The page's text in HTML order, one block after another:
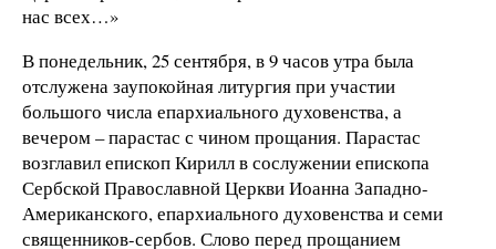
нас всех…»
В понедельник, 25 сентября, в 9 часов утра была
отслужена заупокойная литургия при участии
большого числа епархиального духовенства, а
вечером – парастас с чином прощания. Парастас
возглавил епископ Кирилл в сослужении епископа
Сербской Православной Церкви Иоанна Западно-
Американского, епархиального духовенства и семи
священников-сербов. Слово перед прощанием